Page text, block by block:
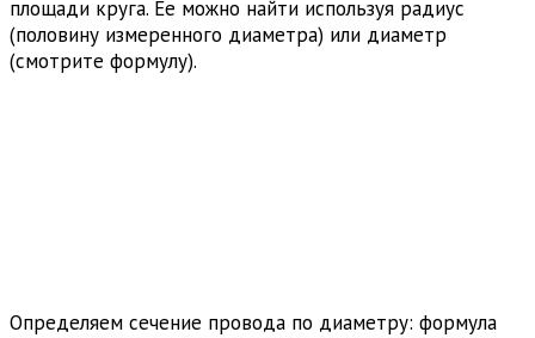
площади круга. Ее можно найти используя радиус
(половину измеренного диаметра) или диаметр
(смотрите формулу).
Определяем сечение провода по диаметру: формула